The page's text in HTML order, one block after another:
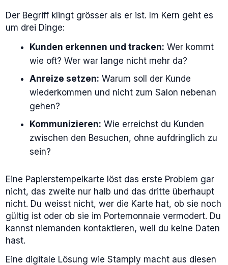
Der Begriff klingt grösser als er ist. Im Kern geht es
um drei Dinge:
Kunden erkennen und tracken: Wer kommt
wie oft? Wer war lange nicht mehr da?
Anreize setzen: Warum soll der Kunde
wiederkommen und nicht zum Salon nebenan
gehen?
Kommunizieren: Wie erreichst du Kunden
zwischen den Besuchen, ohne aufdringlich zu
sein?
Eine Papierstempelkarte löst das erste Problem gar
nicht, das zweite nur halb und das dritte überhaupt
nicht. Du weisst nicht, wer die Karte hat, ob sie noch
gültig ist oder ob sie im Portemonnaie vermodert. Du
kannst niemanden kontaktieren, weil du keine Daten
hast.
Eine digitale Lösung wie Stamply macht aus diesen